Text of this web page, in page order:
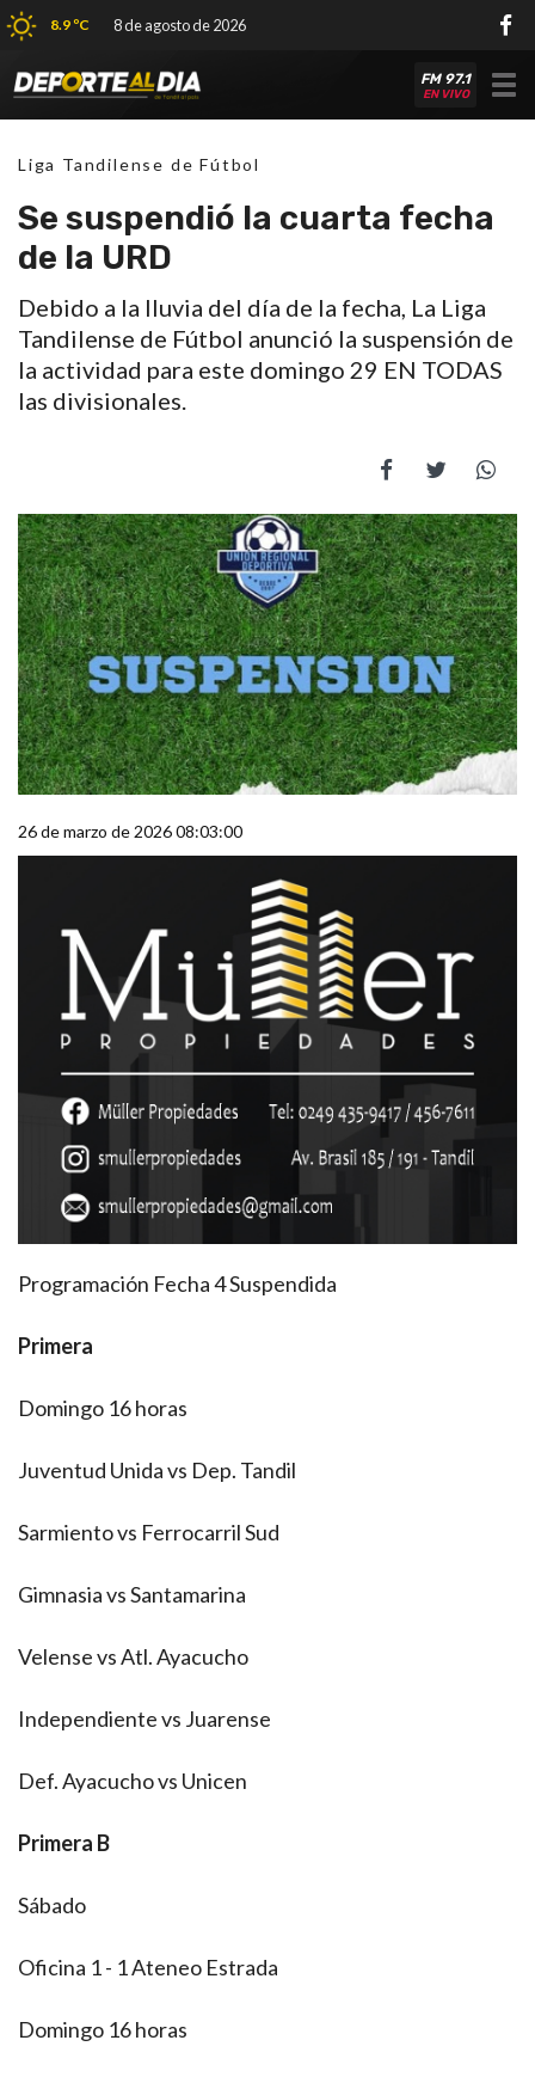
8.9 ºC 8 de agosto de 2026
FM 97.1
EN VIVO
Liga Tandilense de Fútbol
Se suspendió la cuarta fecha
de la URD
Debido a la lluvia del día de la fecha, La Liga
Tandilense de Fútbol anunció la suspensión de
la actividad para este domingo 29 EN TODAS
las divisionales.
26 de marzo de 2026 08:03:00
Programación Fecha 4 Suspendida
Primera
Domingo 16 horas
Juventud Unida vs Dep. Tandil
Sarmiento vs Ferrocarril Sud
Gimnasia vs Santamarina
Velense vs Atl. Ayacucho
Independiente vs Juarense
Def. Ayacucho vs Unicen
Primera B
Sábado
Oficina 1 - 1 Ateneo Estrada
Domingo 16 horas